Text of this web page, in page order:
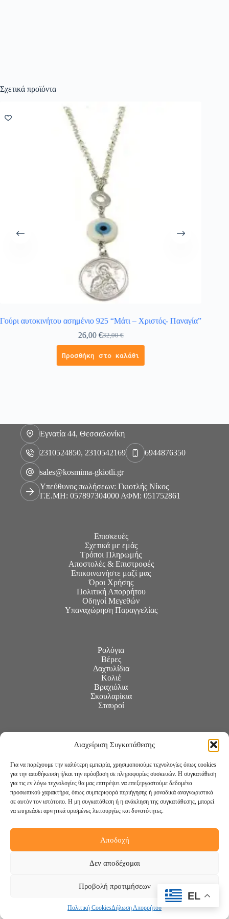
Διαχείριση Συγκατάθεσης
Για να παρέχουμε την καλύτερη εμπειρία, χρησιμοποιούμε τεχνολογίες όπως cookies
για την αποθήκευση ή/και την πρόσβαση σε πληροφορίες συσκευών. Η συγκατάθεση
για τις εν λόγω τεχνολογίες θα μας επιτρέψει να επεξεργαστούμε δεδομένα
προσωπικού χαρακτήρα, όπως συμπεριφορά περιήγησης ή μοναδικά αναγνωριστικά
σε αυτόν τον ιστότοπο. Η μη συγκατάθεση ή η ανάκληση της συγκατάθεσης, μπορεί
να επηρεάσει αρνητικά ορισμένες λειτουργίες και δυνατότητες.
Αποδοχή
Δεν αποδέχομαι
Προβολή προτιμήσεων
Πολιτική CookiesΔήλωση Απορρήτου
Σχετικά προϊόντα
Γούρι αυτοκινήτου ασημένιο 925 “Μάτι – Χριστός- Παναγία”
32,00€
26,00 €
Προσθήκη στο καλάθι
Εγνατία 44, Θεσσαλονίκη
2310524850, 2310542169 6944876350
sales@kosmima-gkiotli.gr
Υπεύθυνος πωλήσεων: Γκιοτλής Νίκος
Γ.Ε.ΜΗ: 057897304000 ΑΦΜ: 051752861
Επισκευές
Σχετικά με εμάς
Τρόποι Πληρωμής
Αποστολές & Επιστροφές
Επικοινωνήστε μαζί μας
Όροι Χρήσης
Πολιτική Απορρήτου
Οδηγοί Μεγεθών
Υπαναχώρηση Παραγγελίας
Ρολόγια
Βέρες
Δαχτυλίδια
Κολιέ
Βραχιόλια
Σκουλαρίκια
Σταυροί
EL